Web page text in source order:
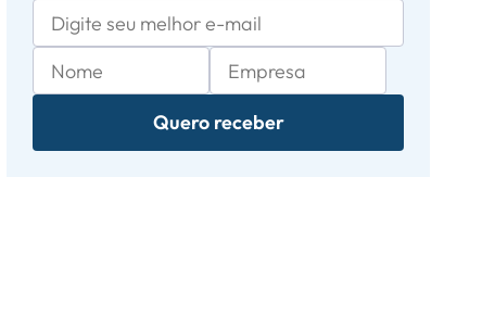
Quero receber